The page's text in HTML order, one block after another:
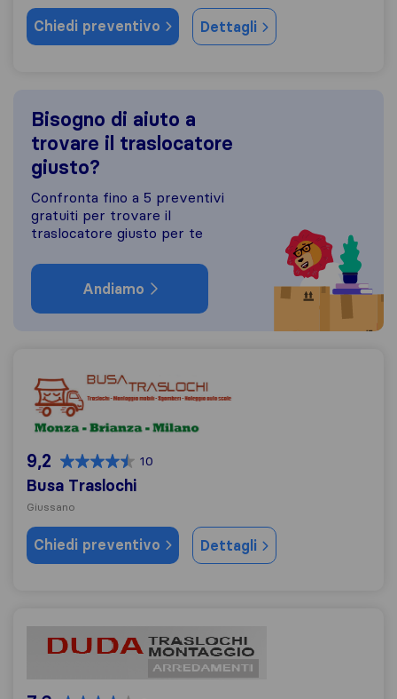
Chiedi preventivo Dettagli
Bisogno di aiuto a
trovare il traslocatore
giusto?
Confronta fino a 5 preventivi
gratuiti per trovare il
traslocatore giusto per te
Andiamo
Busa Traslochi
9,2 10
Busa Traslochi
Giussano
Chiedi preventivo Dettagli
Duda Traslochi